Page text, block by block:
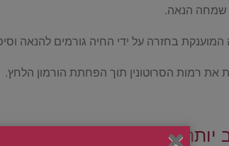
שמחה הנאה.
המוענקת בחזרה על ידי החיה גורמים להנאה
את רמות הסרוטונין תוך הפחתת הורמון הלחץ.